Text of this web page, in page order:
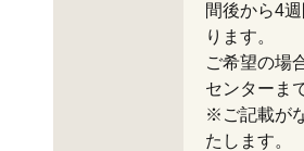
間後から4
ります。
ご希望の場
センターま
※ご記載が
たします。